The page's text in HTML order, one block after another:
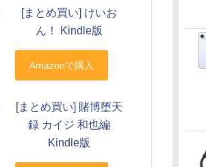
[まとめ買い] けいお
ん！ Kindle版
[まとめ買い] 賭博堕天
録 カイジ 和也編
Kindle版